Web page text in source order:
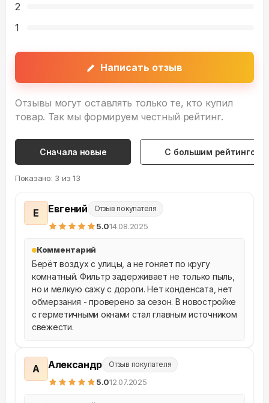
2
1
Написать отзыв
Отзывы могут оставлять только те, кто купил
товар. Так мы формируем честный рейтинг.
Сначала новые С большим рейтингом
Показано: 3 из13
Е Евгений Отзыв покупателя
5.014.08.2025
Комментарий
Берёт воздух с улицы, а не гоняет по кругу
комнатный. Фильтр задерживает не только пыль,
но и мелкую сажу с дороги. Нет конденсата, нет
обмерзания - проверено за сезон. В новостройке
с герметичными окнами стал главным источником
свежести.
А Александр Отзыв покупателя
5.012.07.2025